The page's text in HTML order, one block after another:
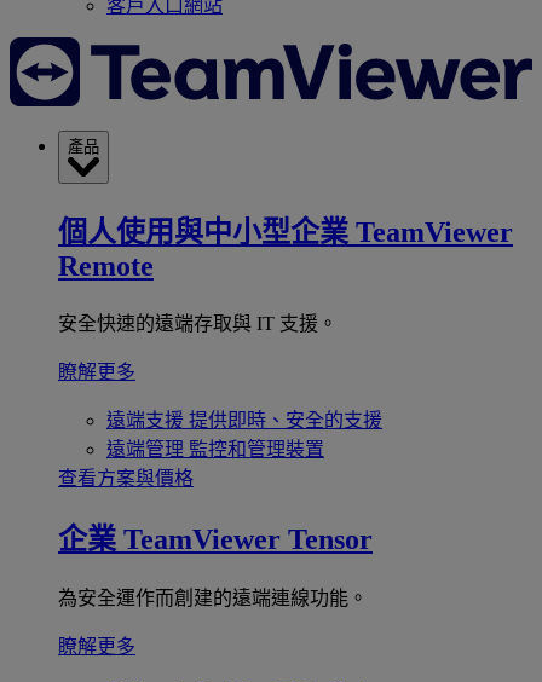
客戶入口網站
產品
個人使用與中小型企業 TeamViewer
Remote
安全快速的遠端存取與 IT 支援。
瞭解更多
遠端支援 提供即時、安全的支援
遠端管理 監控和管理裝置
查看方案與價格
企業 TeamViewer Tensor
為安全運作而創建的遠端連線功能。
瞭解更多